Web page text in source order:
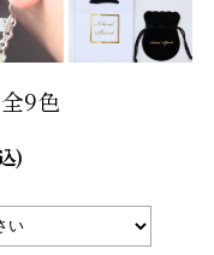
9色
)